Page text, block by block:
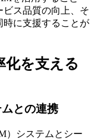
ス品質の向上、そ
時に支援することが
化を支える
との連携
）システムとシー